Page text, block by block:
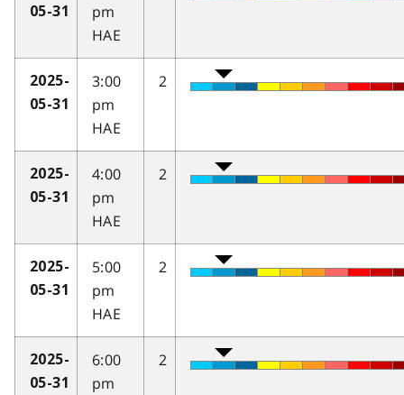
05-31
pm
HAE
2025-
05-31
3:00
pm
HAE
2
2025-
05-31
4:00
pm
HAE
2
2025-
05-31
5:00
pm
HAE
2
2025-
05-31
6:00
pm
2